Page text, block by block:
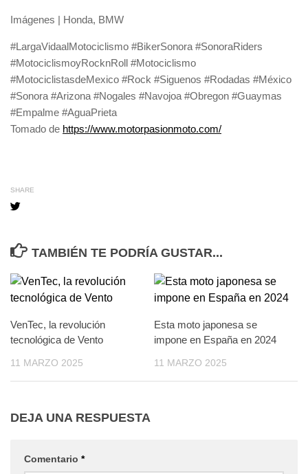
Imágenes | Honda, BMW
#LargaVidaalMotociclismo #BikerSonora #SonoraRiders
#MotociclismoyRocknRoll #Motociclismo
#MotociclistasdeMexico #Rock #Siguenos #Rodadas #México
#Sonora #Arizona #Nogales #Navojoa #Obregon #Guaymas
#Empalme #AguaPrieta
Tomado de https://www.motorpasionmoto.com/
SHARE
TAMBIÉN TE PODRÍA GUSTAR...
VenTec, la revolución
tecnológica de Vento
11 MARZO 2025
Esta moto japonesa se
impone en España en 2024
11 MARZO 2025
DEJA UNA RESPUESTA
Comentario *